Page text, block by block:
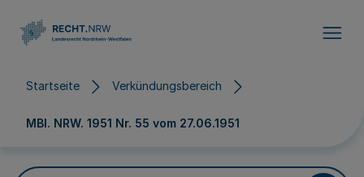
Startseite Verkündungsbereich
MBl. NRW. 1951 Nr. 55 vom 27.06.1951